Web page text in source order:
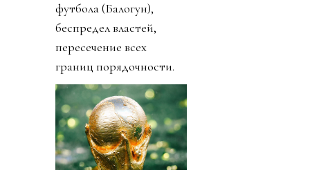
футбола (Балогун),
беспредел властей,
пересечение всех
границ порядочности.